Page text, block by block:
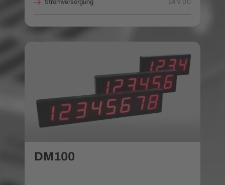
Stromversorgung 24 V DC
DM100